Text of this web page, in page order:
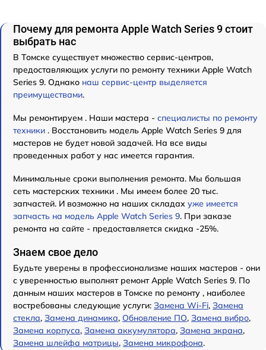
Почему для ремонта Apple Watch Series 9 стоит
выбрать нас
В Томске существует множество сервис-центров,
предоставляющих услуги по ремонту техники Apple Watch
Series 9. Однако наш сервис-центр выделяется
преимуществами.
Мы ремонтируем . Наши мастера - специалисты по ремонту
техники . Восстановить модель Apple Watch Series 9 для
мастеров не будет новой задачей. На все виды
проведенных работ у нас имеется гарантия.
Минимальные сроки выполнения ремонта. Мы большая
сеть мастерских техники . Мы имеем более 20 тыс.
запчастей. И возможно на наших складах уже имеется
запчасть на модель Apple Watch Series 9. При заказе
ремонта на сайте - предоставляется скидка -25%.
Знаем свое дело
Будьте уверены в профессионализме наших мастеров - они
с уверенностью выполнят ремонт Apple Watch Series 9. По
данным наших мастеров в Томске по ремонту , наиболее
востребованы следующие услуги: Замена Wi-Fi, Замена
стекла, Замена динамика, Обновление ПО, Замена вибро,
Замена корпуса, Замена аккумулятора, Замена экрана,
Замена шлейфа матрицы, Замена микрофона.